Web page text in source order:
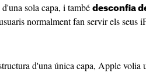
sola capa, i també desconfia
normalment fan servir els seus
d'una única capa, Apple volia